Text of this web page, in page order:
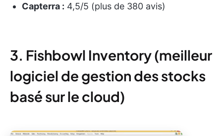
Capterra : 4,5/5 (plus de 380 avis)
3. Fishbowl Inventory (meilleur
logiciel de gestion des stocks
basé sur le cloud)